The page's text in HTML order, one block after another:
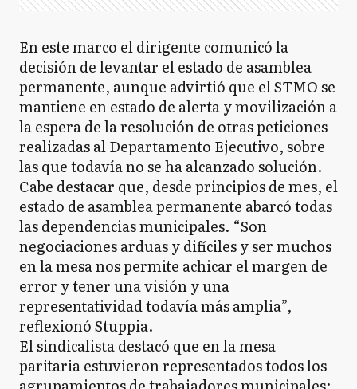
En este marco el dirigente comunicó la
decisión de levantar el estado de asamblea
permanente, aunque advirtió que el STMO se
mantiene en estado de alerta y movilización a
la espera de la resolución de otras peticiones
realizadas al Departamento Ejecutivo, sobre
las que todavía no se ha alcanzado solución.
Cabe destacar que, desde principios de mes, el
estado de asamblea permanente abarcó todas
las dependencias municipales. “Son
negociaciones arduas y difíciles y ser muchos
en la mesa nos permite achicar el margen de
error y tener una visión y una
representatividad todavía más amplia”,
reflexionó Stuppia.
El sindicalista destacó que en la mesa
paritaria estuvieron representados todos los